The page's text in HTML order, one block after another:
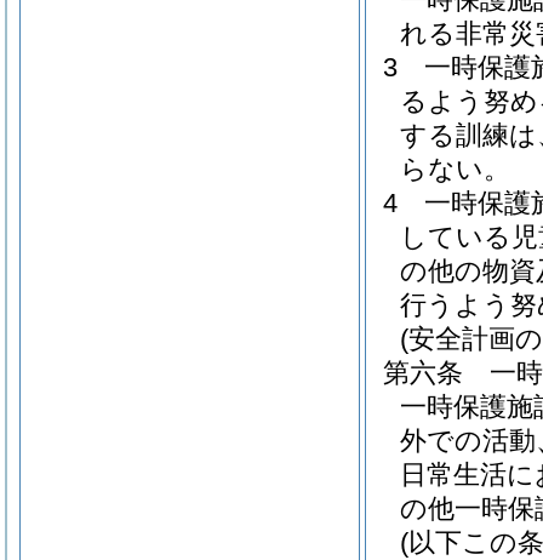
れる非常
3
一時保護
るよう努
する訓練
らない。
4
一時保護
している
の他の物
行うよう
(安全計画
第六条
一
一時保護
外での活
日常生活
の他一時
(以下この